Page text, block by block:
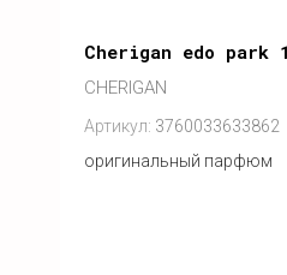
Cherigan edo park
CHERIGAN
Артикул: 3760033633862
оригинальный парфюм